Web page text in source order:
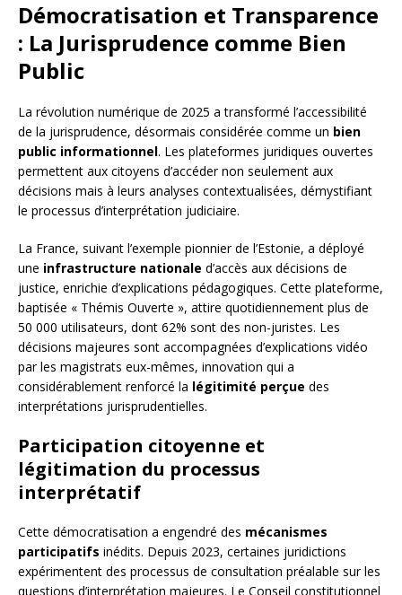
Démocratisation et Transparence
: La Jurisprudence comme Bien
Public
La révolution numérique de 2025 a transformé l’accessibilité
de la jurisprudence, désormais considérée comme un bien
public informationnel. Les plateformes juridiques ouvertes
permettent aux citoyens d’accéder non seulement aux
décisions mais à leurs analyses contextualisées, démystifiant
le processus d’interprétation judiciaire.
La France, suivant l’exemple pionnier de l’Estonie, a déployé
une infrastructure nationale d’accès aux décisions de
justice, enrichie d’explications pédagogiques. Cette plateforme,
baptisée « Thémis Ouverte », attire quotidiennement plus de
50 000 utilisateurs, dont 62% sont des non-juristes. Les
décisions majeures sont accompagnées d’explications vidéo
par les magistrats eux-mêmes, innovation qui a
considérablement renforcé la légitimité perçue des
interprétations jurisprudentielles.
Participation citoyenne et
légitimation du processus
interprétatif
Cette démocratisation a engendré des mécanismes
participatifs inédits. Depuis 2023, certaines juridictions
expérimentent des processus de consultation préalable sur les
questions d’interprétation majeures. Le Conseil constitutionnel